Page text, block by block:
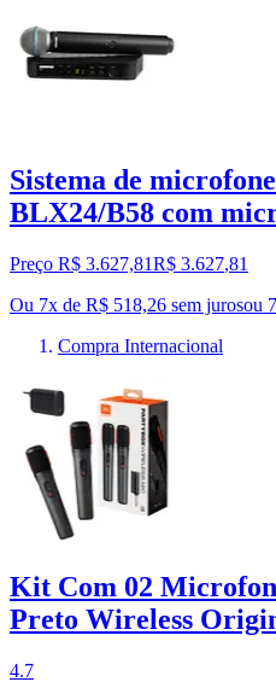
Sistema de
BLX24/B58 com
Preço R$ 3.627,81R$ 3.627,81
Ou 7x de R$ 518,26 sem jurosou 7
Compra Internacional
Kit Com 02
Preto Wireless
4.7